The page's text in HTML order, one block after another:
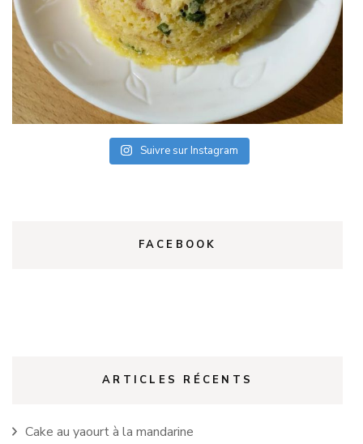
Suivre sur Instagram
FACEBOOK
ARTICLES RÉCENTS
Cake au yaourt à la mandarine